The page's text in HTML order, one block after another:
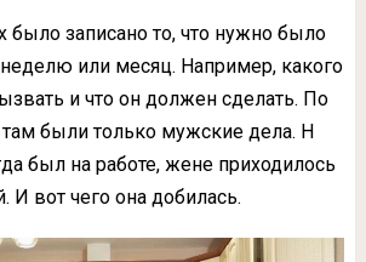
было записано то, что нужно было
или месяц. Например, какого
и что он должен сделать. По
были только мужские дела. Н
был на работе, жене приходилось
И вот чего она добилась.